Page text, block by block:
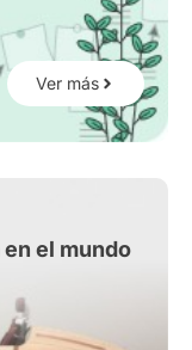
Ver más
el mundo